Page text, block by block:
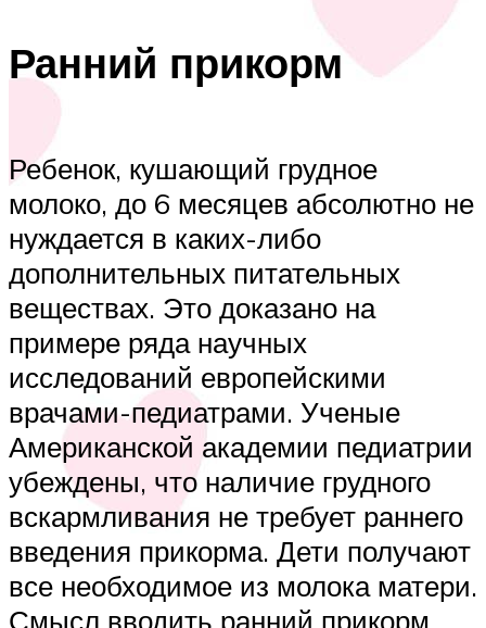
Ранний прикорм
Ребенок, кушающий грудное
молоко, до 6 месяцев абсолютно не
нуждается в каких-либо
дополнительных питательных
веществах. Это доказано на
примере ряда научных
исследований европейскими
врачами-педиатрами. Ученые
Американской академии педиатрии
убеждены, что наличие грудного
вскармливания не требует раннего
введения прикорма. Дети получают
все необходимое из молока матери.
Смысл вводить ранний прикорм